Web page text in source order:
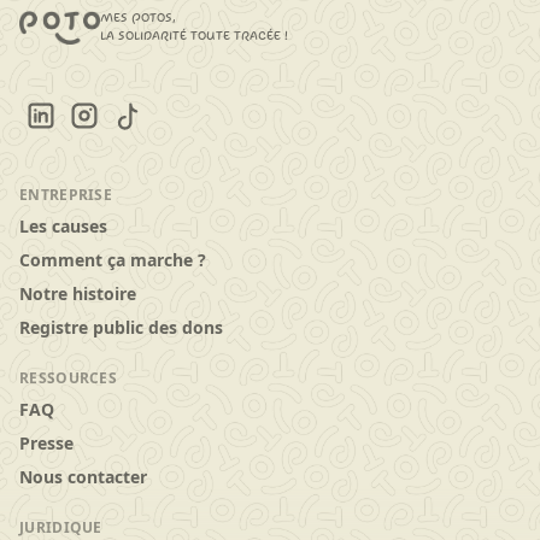
mes potos,
la solidarité toute tracée !
ENTREPRISE
Les causes
Comment ça marche ?
Notre histoire
Registre public des dons
RESSOURCES
FAQ
Presse
Nous contacter
JURIDIQUE